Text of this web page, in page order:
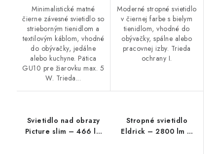
Minimalistické matné
čierne závesné svietidlo so
strieborným tienidlom a
textilovým káblom, vhodné
do obývačky, jedálne
alebo kuchyne. Pätica
GU10 pre žiarovku max. 5
W. Trieda...
Moderné stropné svietidlo
v čiernej farbe s bielym
tienidlom, vhodné do
obývačky, spálne alebo
pracovnej izby. Trieda
ochrany I.
Svietidlo nad obrazy
Picture slim – 466 lm
Stropné svietidlo
Eldrick – 2800 lm –